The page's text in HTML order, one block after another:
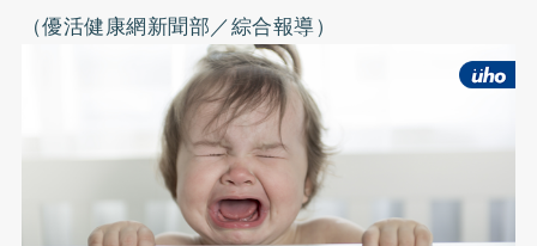
（優活健康網新聞部／綜合報導）